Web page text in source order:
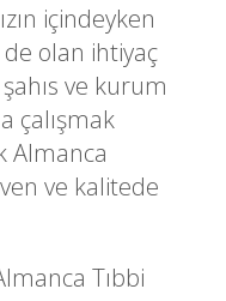
içindeyken
olan ihtiyaç
ve kurum
çalışmak
Almanca
ve kalitede
Tıbbi